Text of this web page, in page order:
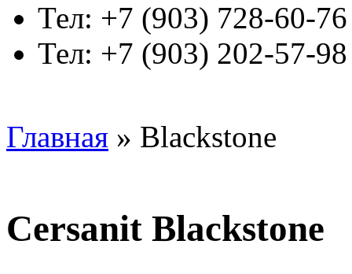
Тел: +7 (903) 728-60-76
Тел: +7 (903) 202-57-98
Главная » Blackstone
Cersanit Blackstone